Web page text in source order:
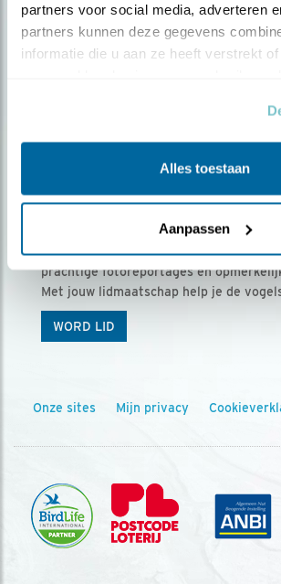
partners voor social media, adverteren
partners kunnen deze gegevens
informatie die u aan ze heeft verstrekt
Alles toestaan
Aanpassen
Ontvang 5 x Vogels voor €
Vogels is het tijdschrift voor onze
prachtige fotoreportages en
Met jouw lidmaatschap help je de
WORD LID
Onze sites Mijn privacy